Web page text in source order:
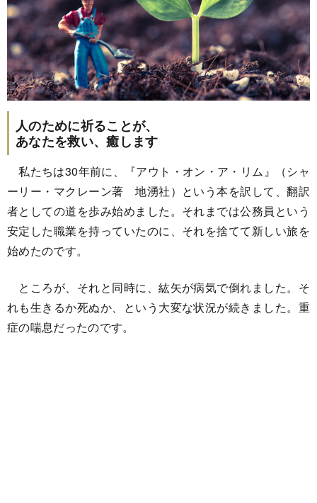
人のために祈ることが、
あなたを救い、癒します
私たちは30年前に、『アウト・オン・ア・リム』（シャ
ーリー・マクレーン著 地湧社）という本を訳して、翻訳
者としての道を歩み始めました。それまでは公務員という
安定した職業を持っていたのに、それを捨てて新しい旅を
始めたのです。
ところが、それと同時に、紘矢が病気で倒れました。そ
れも生きるか死ぬか、という大変な状況が続きました。重
症の喘息だったのです。